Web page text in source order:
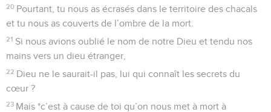
20 Pourtant, tu nous as écrasés dans le territoire des chacals
et tu nous as couverts de l’ombre de la mort.
21 Si nous avions oublié le nom de notre Dieu et tendu nos
mains vers un dieu étranger,
22 Dieu ne le saurait-il pas, lui qui connaît les secrets du
cœur ?
23 Mais *c’est à cause de toi qu’on nous met à mort à